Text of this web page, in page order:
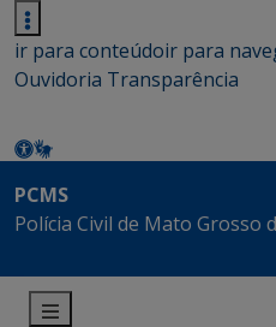
ir para conteúdoir para
Ouvidoria Transparência
PCMS
Polícia Civil de Mato Grosso